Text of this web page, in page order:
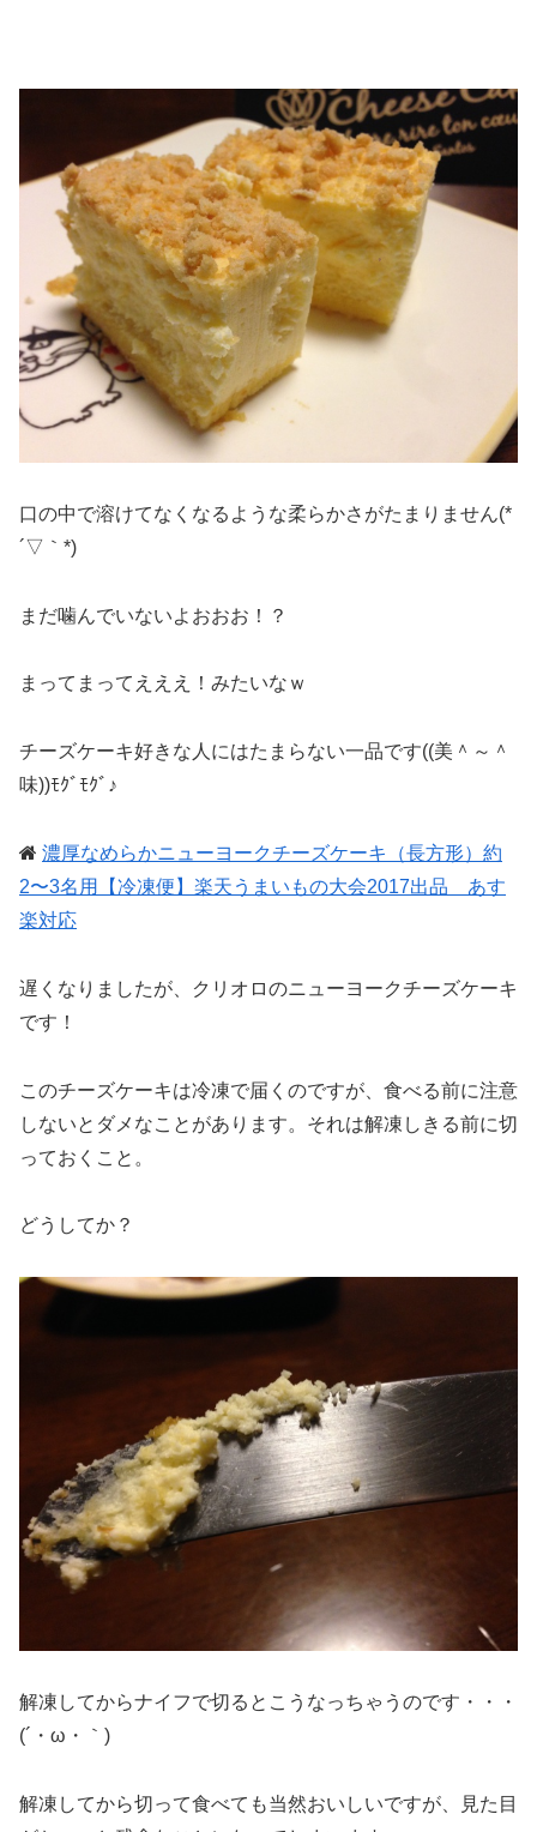
口の中で溶けてなくなるような柔らかさがたまりません(*
´▽｀*)
まだ噛んでいないよおおお！？
まってまってえええ！みたいなｗ
チーズケーキ好きな人にはたまらない一品です((美＾～＾
味))ﾓｸﾞﾓｸﾞ♪
濃厚なめらかニューヨークチーズケーキ（長方形）約
2〜3名用【冷凍便】楽天うまいもの大会2017出品 あす
楽対応
遅くなりましたが、クリオロのニューヨークチーズケーキ
です！
このチーズケーキは冷凍で届くのですが、食べる前に注意
しないとダメなことがあります。それは解凍しきる前に切
っておくこと。
どうしてか？
解凍してからナイフで切るとこうなっちゃうのです・・・
(´・ω・｀)
解凍してから切って食べても当然おいしいですが、見た目